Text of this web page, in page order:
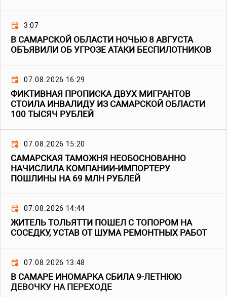
3:07
В САМАРСКОЙ ОБЛАСТИ НОЧЬЮ 8 АВГУСТА
ОБЪЯВИЛИ ОБ УГРОЗЕ АТАКИ БЕСПИЛОТНИКОВ
07.08.2026 16:29
ФИКТИВНАЯ ПРОПИСКА ДВУХ МИГРАНТОВ
СТОИЛА ИНВАЛИДУ ИЗ САМАРСКОЙ ОБЛАСТИ
100 ТЫСЯЧ РУБЛЕЙ
07.08.2026 15:20
САМАРСКАЯ ТАМОЖНЯ НЕОБОСНОВАННО
НАЧИСЛИЛА КОМПАНИИ-ИМПОРТЕРУ
ПОШЛИНЫ НА 69 МЛН РУБЛЕЙ
07.08.2026 14:44
ЖИТЕЛЬ ТОЛЬЯТТИ ПОШЕЛ С ТОПОРОМ НА
СОСЕДКУ, УСТАВ ОТ ШУМА РЕМОНТНЫХ РАБОТ
07.08.2026 13:48
В САМАРЕ ИНОМАРКА СБИЛА 9-ЛЕТНЮЮ
ДЕВОЧКУ НА ПЕРЕХОДЕ